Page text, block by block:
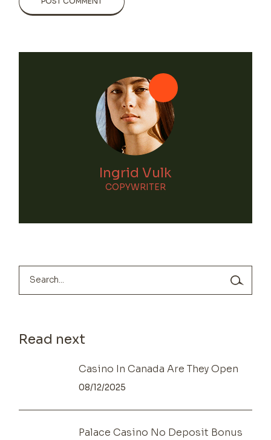
Ingrid Vulk
COPYWRITER
Read next
Casino In Canada Are They Open
08/12/2025
Palace Casino No Deposit Bonus